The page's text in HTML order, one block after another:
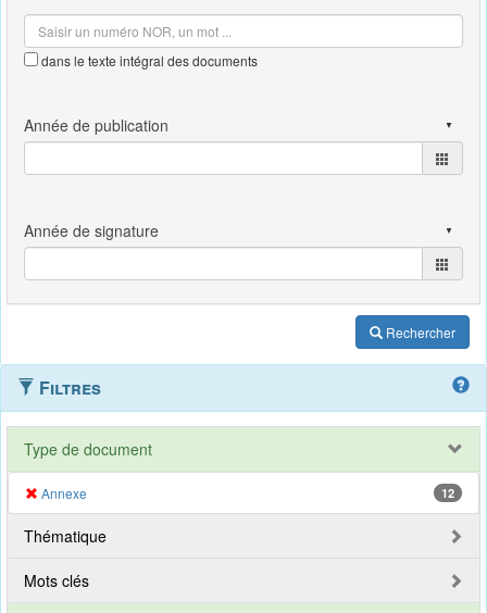
dans le texte intégral des documents
Rechercher
Filtres
Type de document
Annexe 12
Thématique
Mots clés